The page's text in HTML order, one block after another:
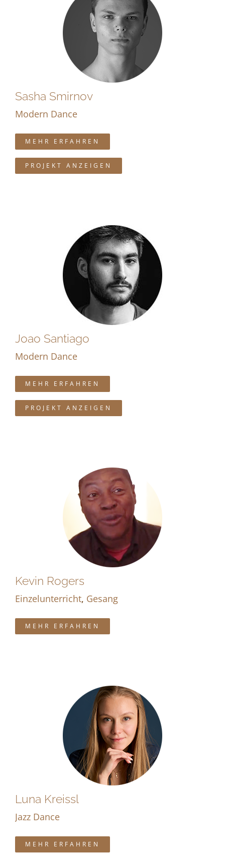
Sasha Smirnov
Modern Dance
MEHR ERFAHREN
PROJEKT ANZEIGEN
Joao Santiago
Modern Dance
MEHR ERFAHREN
PROJEKT ANZEIGEN
Kevin Rogers
Einzelunterricht, Gesang
MEHR ERFAHREN
Luna Kreissl
Jazz Dance
MEHR ERFAHREN